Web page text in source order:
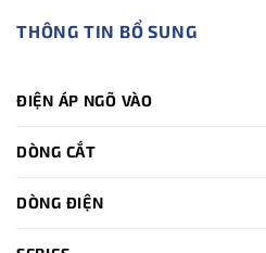
THÔNG TIN BỔ SUNG
ĐIỆN ÁP NGÕ VÀO
DÒNG CẮT
DÒNG ĐIỆN